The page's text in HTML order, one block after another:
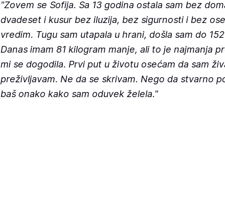
"Zovem se Sofija. Sa 13 godina ostala sam bez
dvadeset i kusur bez iluzija, bez sigurnosti i bez
vredim. Tugu sam utapala u hrani, došla sam do
Danas imam 81 kilogram manje, ali to je najmanja
mi se dogodila. Prvi put u životu osećam da sam
preživljavam. Ne da se skrivam. Nego da stvarno
baš onako kako sam oduvek želela."